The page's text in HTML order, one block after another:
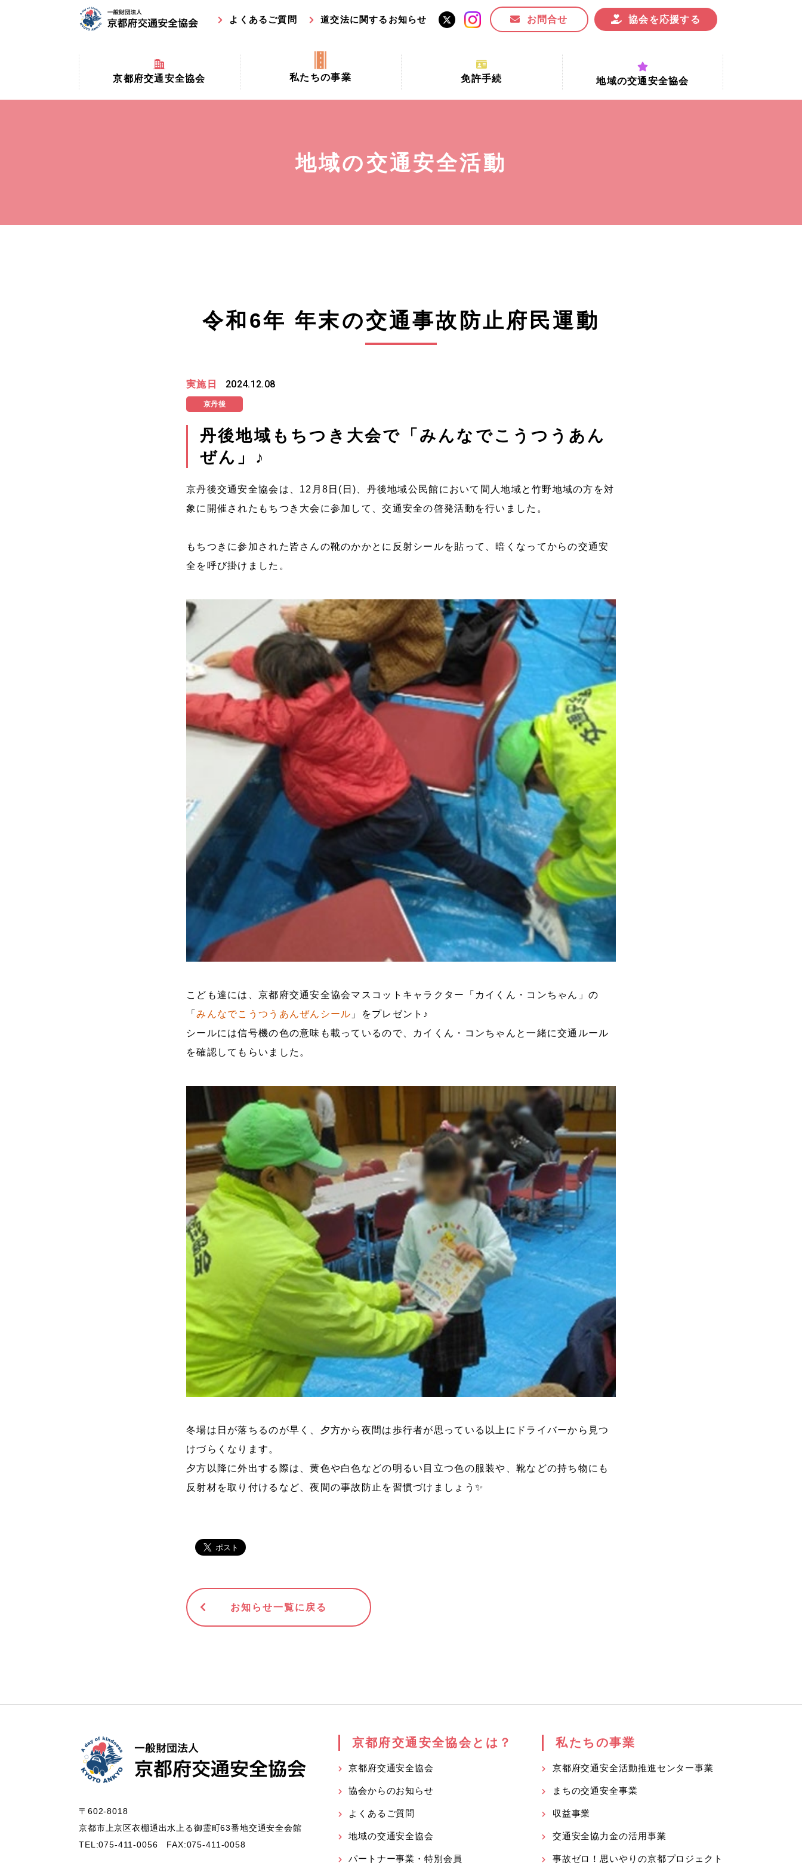
よくあるご質問 道交法に関するお知らせ お問合せ 協会を応援する
京都府交通安全協会
京都府交通安全協会とは？
私たちの事業
京都府交通安全活動推進センター事業
交通安全協力金の活用事業
免許手続
手続場所の対象者及び受付時間
講習時間
地域の交通安全協会
地域の交通安全活動
令和6年 年末の交通事故防止府民運動
実施日 2024.12.08
京丹後
丹後地域もちつき大会で「みんなでこうつうあん
ぜん」♪
京丹後交通安全協会は、12月8日(日)、丹後地域公民館において 間人地域と竹野地域の方を対
象に 開催されたもちつき大会に参加して、交通安全の啓発活動を行いました。
もちつきに参加された皆さんの靴のかかとに反射シールを貼って、 暗くなってからの交通安
全を呼び掛けました。
こども達には、京都府交通安全協会マスコットキャラクター「カイくん・コンちゃん」の
「みんなでこうつうあんぜんシール 」をプレゼント♪
シールには信号機の色の意味も載っているので、カイくん・コンちゃんと一緒に交通ルール
を確認してもらいました。
冬場は日が落ちるのが早く、夕方から夜間は歩行者が思っている以上にドライバーから見つ
けづらくなります。
夕方以降に外出する際は、黄色や白色などの明るい目立つ色の服装や、靴などの持ち物にも
反射材を取り付けるなど、夜間の事故防止を習慣づけましょう✨
お知らせ一覧に戻る
〒602-8018
京都市上京区衣棚通出水上る御霊町63番地交通安全会館
TEL:075-411-0056 FAX:075-411-0058
京都府交通安全協会とは？
京都府交通安全協会
協会からのお知らせ
よくあるご質問
地域の交通安全協会
パートナー事業・特別会員
私たちの事業
京都府交通安全活動推進センター事業
まちの交通安全事業
収益事業
交通安全協力金の活用事業
事故ゼロ！思いやりの京都プロジェクト